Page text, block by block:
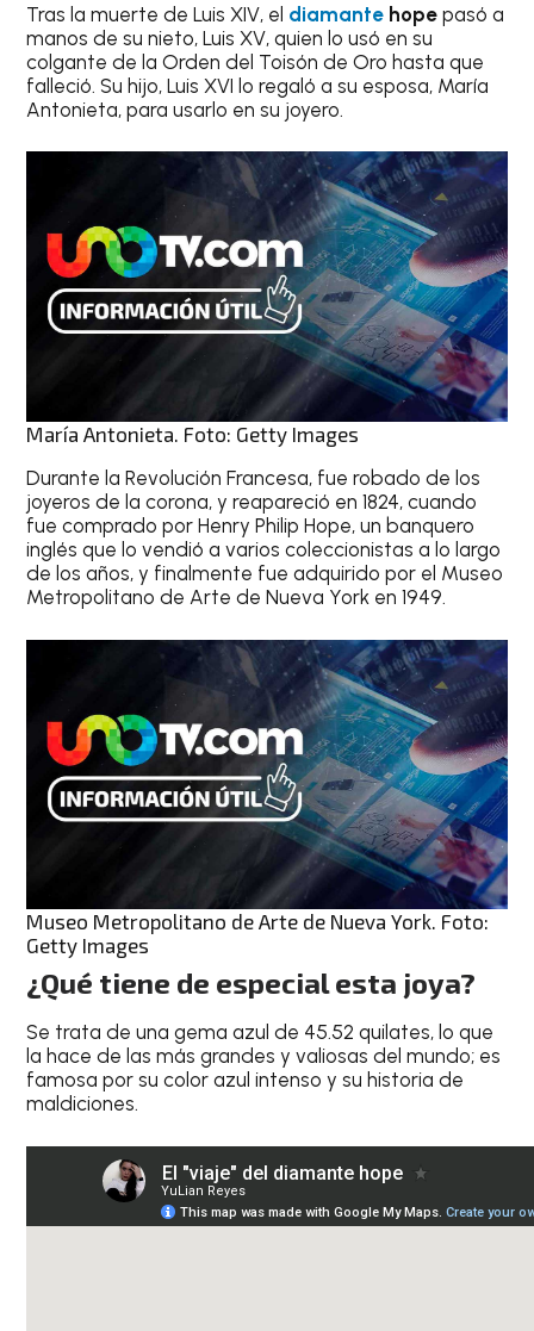
Tras la muerte de Luis XIV, el diamante hope pasó a
manos de su nieto, Luis XV, quien lo usó en su
colgante de la Orden del Toisón de Oro hasta que
falleció. Su hijo, Luis XVI lo regaló a su esposa, María
Antonieta, para usarlo en su joyero.
María Antonieta. Foto: Getty Images
Durante la Revolución Francesa, fue robado de los
joyeros de la corona, y reapareció en 1824, cuando
fue comprado por Henry Philip Hope, un banquero
inglés que lo vendió a varios coleccionistas a lo largo
de los años, y finalmente fue adquirido por el Museo
Metropolitano de Arte de Nueva York en 1949.
Museo Metropolitano de Arte de Nueva York. Foto:
Getty Images
¿Qué tiene de especial esta joya?
Se trata de una gema azul de 45.52 quilates, lo que
la hace de las más grandes y valiosas del mundo; es
famosa por su color azul intenso y su historia de
maldiciones.